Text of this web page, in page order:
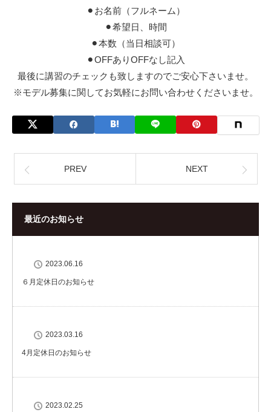
⚫︎お名前（フルネーム）
⚫︎希望日、時間
⚫︎本数（当日相談可）
⚫︎OFFありOFFなし記入
最後に講習のチェックも致しますのでご安心下さいませ。
※モデル募集に関してお気軽にお問い合わせくださいませ。
PREV NEXT
最近のお知らせ
2023.06.16
６月定休日のお知らせ
2023.03.16
4月定休日のお知らせ
2023.02.25